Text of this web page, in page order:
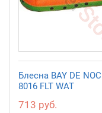
Блесна BAY DE NOC
8016 FLT WAT
713 руб.